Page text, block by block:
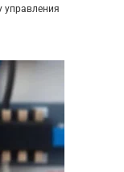
управления